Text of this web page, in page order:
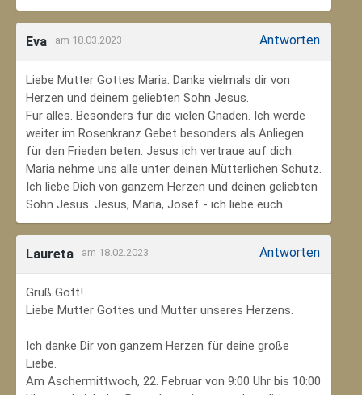
Eva am 18.03.2023 Antworten
Liebe Mutter Gottes Maria. Danke vielmals dir von
Herzen und deinem geliebten Sohn Jesus.
Für alles. Besonders für die vielen Gnaden. Ich werde
weiter im Rosenkranz Gebet besonders als Anliegen
für den Frieden beten. Jesus ich vertraue auf dich.
Maria nehme uns alle unter deinen Mütterlichen Schutz.
Ich liebe Dich von ganzem Herzen und deinen geliebten
Sohn Jesus. Jesus, Maria, Josef - ich liebe euch.
Laureta am 18.02.2023 Antworten
Grüß Gott!
Liebe Mutter Gottes und Mutter unseres Herzens.
Ich danke Dir von ganzem Herzen für deine große
Liebe.
Am Aschermittwoch, 22. Februar von 9:00 Uhr bis 10:00